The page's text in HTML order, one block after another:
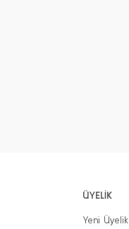
ÜYELİK
Yeni Üyelik